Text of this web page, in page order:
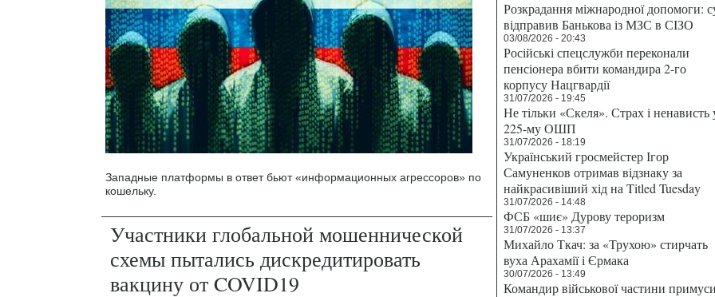
Западные платформы в ответ бьют «информационных агрессоров» по
кошельку.
Участники глобальной мошеннической
схемы пытались дискредитировать
вакцину от COVID19
Розкрадання міжнародної допомоги:
відправив Банькова із МЗС в СІЗО
03/08/2026 - 20:43
Російські спецслужби переконали
пенсіонера вбити командира 2-го
корпусу Нацгвардії
31/07/2026 - 19:45
Не тільки «Скеля». Страх і ненависть
225-му ОШП
31/07/2026 - 18:19
Український гросмейстер Ігор
Самуненков отримав відзнаку за
найкрасивіший хід на Titled Tuesday
31/07/2026 - 14:48
ФСБ «шиє» Дурову тероризм
31/07/2026 - 13:37
Михайло Ткач: за «Трухою» стирчать
вуха Арахамії і Єрмака
30/07/2026 - 13:49
Командир військової частини